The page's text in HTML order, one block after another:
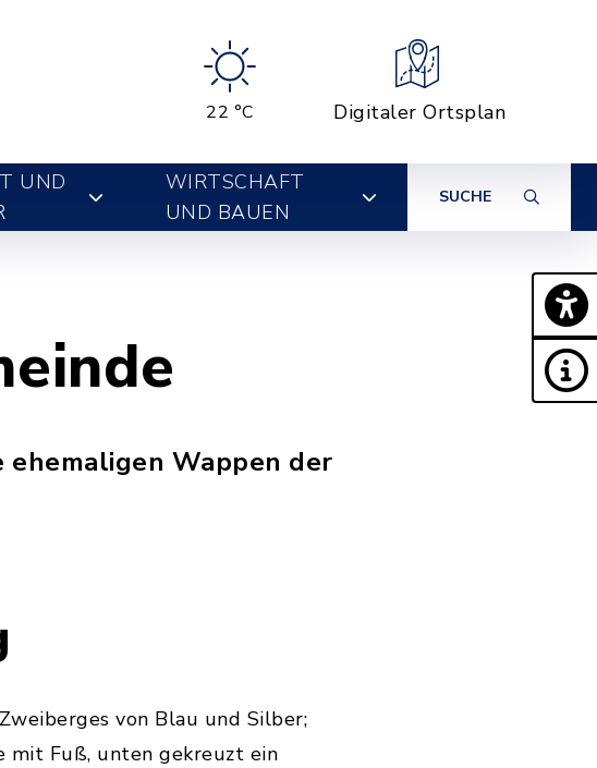
22 °C Digitaler Ortsplan
UND
WIRTSCHAFT
UND BAUEN
SUCHE
ehemaligen Wappen der
von Blau und Silber;
mit Fuß, unten gekreuzt ein